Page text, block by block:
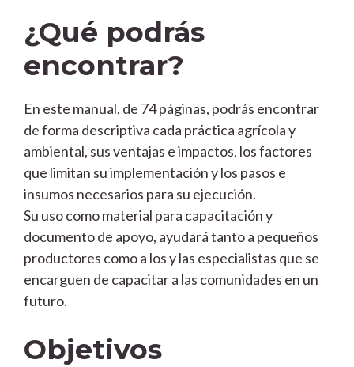
¿Qué podrás
encontrar?
En este manual, de 74 páginas, podrás encontrar
de forma descriptiva cada práctica agrícola y
ambiental, sus ventajas e impactos, los factores
que limitan su implementación y los pasos e
insumos necesarios para su ejecución.
Su uso como material para capacitación y
documento de apoyo, ayudará tanto a pequeños
productores como a los y las especialistas que se
encarguen de capacitar a las comunidades en un
futuro.
Objetivos